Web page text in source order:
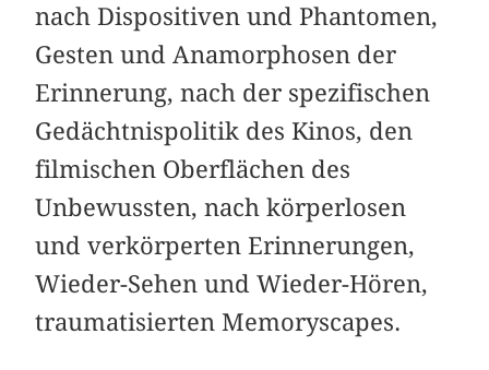
nach Dispositiven und Phantomen,
Gesten und Anamorphosen der
Erinnerung, nach der spezifischen
Gedächtnispolitik des Kinos, den
filmischen Oberflächen des
Unbewussten, nach körperlosen
und verkörperten Erinnerungen,
Wieder-Sehen und Wieder-Hören,
traumatisierten Memoryscapes.